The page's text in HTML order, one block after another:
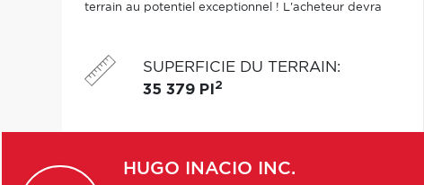
terrain au potentiel exceptionnel ! L'acheteur devra
SUPERFICIE DU TERRAIN:
35 379 PI 2
HUGO INACIO INC.